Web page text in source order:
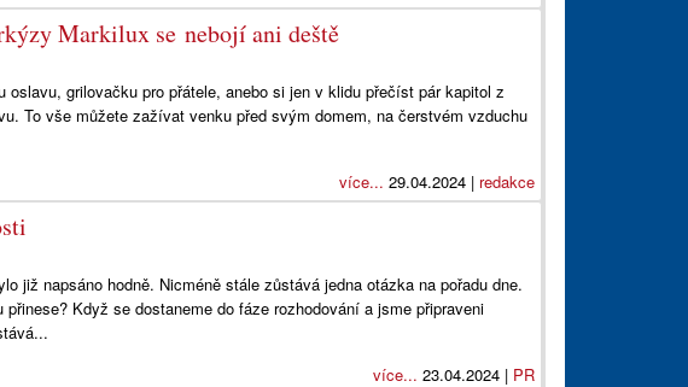
Markilux se nebojí ani deště
oslavu, grilovačku pro přátele, anebo si jen v klidu přečíst pár kapitol z
To vše můžete zažívat venku před svým domem, na čerstvém vzduchu
více... 29.04.2024 | redakce
již napsáno hodně. Nicméně stále zůstává jedna otázka na pořadu dne.
přinese? Když se dostaneme do fáze rozhodování a jsme připraveni
více... 23.04.2024 | PR